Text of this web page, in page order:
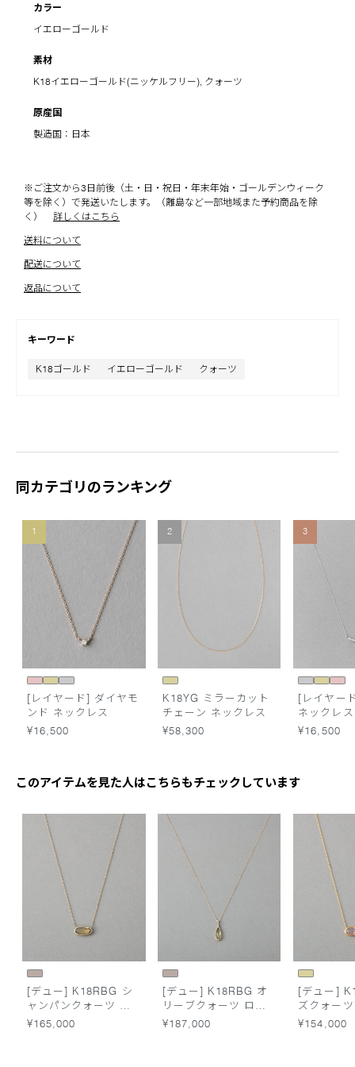
カラー
イエローゴールド
素材
K18イエローゴールド(ニッケルフリー), クォーツ
原産国
製造国：日本
※ご注文から3日前後（土・日・祝日・年末年始・ゴールデンウィーク
等を除く）で発送いたします。（離島など一部地域また予約商品を除
く）
詳しくはこちら
送料について
配送について
返品について
キーワード
K18ゴールド イエローゴールド クォーツ
同カテゴリのランキング
1
[レイヤード] ダイヤモ
ンド ネックレス
¥16,500
2
K18YG ミラーカット
チェーン ネックレス
¥58,300
3
[レイヤー
ネックレス
¥16,500
このアイテムを見た人はこちらもチェックしています
[デュー] K18RBG シ
ャンパンクォーツ ネ
ックレス
¥165,000
[デュー] K18RBG オ
リーブクォーツ ロン
グネックレス
¥187,000
[デュー]
ズクォー
ス
¥154,000